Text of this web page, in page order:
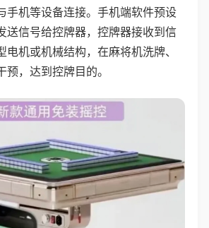
手机等设备连接。手机端软件预设
送信号给控牌器，控牌器接收到信
电机或机械结构，在麻将机洗牌、
，达到控牌目的。